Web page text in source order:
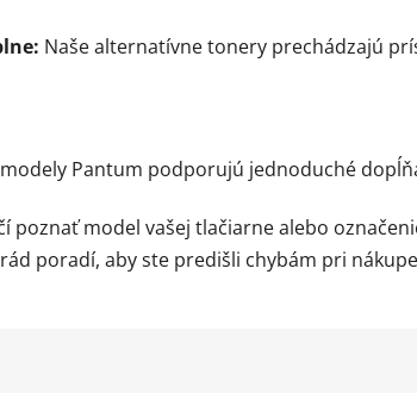
Naše alternatívne tonery prechádzajú
Pantum podporujú jednoduché
poznať model vašej tlačiarne alebo
poradí, aby ste predišli chybám pri